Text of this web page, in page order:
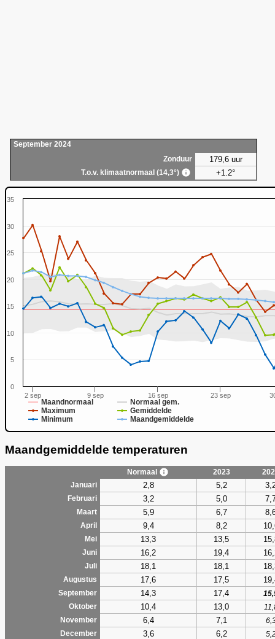
September 2024
Zonduur
179,6 uur
T.o.v. klimaatnormaal (14,3°) +1.2°
Maandnormaal
Normaal gem.
Maximum
Gemiddelde
Minimum
Maandgemiddelde
2 sep 9 sep 16 sep 23 sep
0
5
10
15
20
25
30
35
Maandgemiddelde temperaturen
Normaal 2023
Januari
2,8 5,2
Februari 3,2 5,0
Maart 5,9 6,7
April 9,4 8,2
Mei 13,3 13,5
Juni 16,2 19,4
Juli 18,1 18,1
Augustus 17,6 17,5
September 14,3 17,4
Oktober
10,4 13,0
November
6,4 7,1
December
3,6 6,2